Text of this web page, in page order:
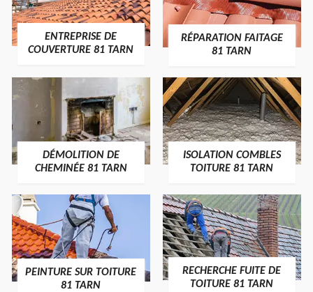
ENTREPRISE DE
COUVERTURE 81 TARN
RÉPARATION FAITAGE
81 TARN
DÉMOLITION DE
CHEMINÉE 81 TARN
ISOLATION COMBLES
TOITURE 81 TARN
PEINTURE SUR TOITURE
81 TARN
RECHERCHE FUITE DE
TOITURE 81 TARN